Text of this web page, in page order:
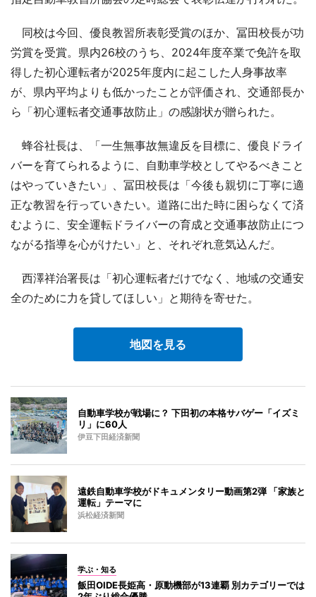
同校は今回、優良教習所表彰受賞のほか、冨田校長が功
労賞を受賞。県内26校のうち、2024年度卒業で免許を取
得した初心運転者が2025年度内に起こした人身事故率
が、県内平均よりも低かったことが評価され、交通部長か
ら「初心運転者交通事故防止」の感謝状が贈られた。
蜂谷社長は、「一生無事故無違反を目標に、優良ドライ
バーを育てられるように、自動車学校としてやるべきこと
はやっていきたい」、冨田校長は「今後も親切に丁寧に適
正な教習を行っていきたい。道路に出た時に困らなくて済
むように、安全運転ドライバーの育成と交通事故防止につ
ながる指導を心がけたい」と、それぞれ意気込んだ。
西澤祥治署長は「初心運転者だけでなく、地域の交通安
全のために力を貸してほしい」と期待を寄せた。
地図を見る
自動車学校が戦場に？ 下田初の本格サバゲー「イズミ
リ」に60人
伊豆下田経済新聞
遠鉄自動車学校がドキュメンタリー動画第2弾 「家族と
運転」テーマに
浜松経済新聞
学ぶ・知る
飯田OIDE長姫高・原動機部が13連覇 別カテゴリーでは